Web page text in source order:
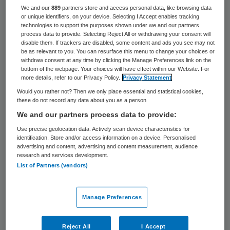
en ChristenUnie krijgen drie departementen
twee ministers. Volksgezondheid, Welzijn en
Sport (VWS) is daar een van. Dat hebben de
partijen woensdag afgesproken.
Er komt op VWS een minister van langdurige
zorg en een belast met ziekenhuiszorg. Er
wordt nog gesproken over het belasten van
een van deze beide bewindslieden met
familie- of ouderenzaken.
De andere departementen die twee
ministers krijgen zijn Onderwijs en Veiligheid
& Justitie. Ingewijden bevestigen
berichtgeving in de Telegraaf hierover. In
We and our889 partners store and access personal data, like browsing data
or unique identifiers, on your device. Selecting I Accept enables tracking
technologies to support the purposes shown under we and our partners
process data to provide. Selecting Reject All or withdrawing your consent will
disable them. If trackers are disabled, some content and ads you see may not
be as relevant to you. You can resurface this menu to change your choices or
withdraw consent at any time by clicking the Manage Preferences link on the
bottom of the webpage. Your choices will have effect within our Website. For
more details, refer to our Privacy Policy.
Privacy Statement
Would you rather not? Then we only place essential and statistical cookies,
these do not record any data about you as a person
We and our partners process data to provide:
Use precise geolocation data. Actively scan device characteristics for
identification. Store and/or access information on a device. Personalised
advertising and content, advertising and content measurement, audience
research and services development.
List of Partners (vendors)
Manage Preferences
Reject All I Accept